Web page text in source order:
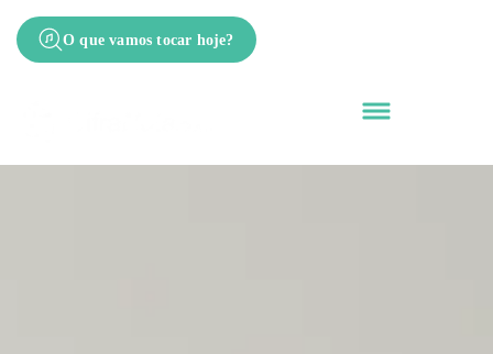
O que vamos tocar hoje?